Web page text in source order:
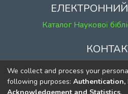
Каталог Наукової
м. Київ, вул.
к. 1, к.
We collect and process your
following purposes: Authentication,